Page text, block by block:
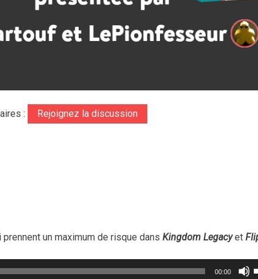
: Rejoignez la discussion
prennent un maximum de risque dans Kingdom Legacyet
00:00